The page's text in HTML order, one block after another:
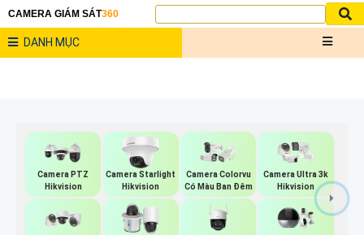
CAMERA GIÁM SÁT360
DANH MỤC
Camera PTZ
Hikvision
Camera Starlight
Hikvision
Camera Colorvu
Có Màu Ban Đêm
Camera Ultra 3k
Hikvision